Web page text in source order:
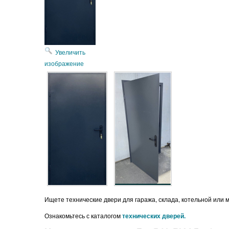
Увеличить
изображение
Ищете технические двери для гаража, склада, котельной или
Ознакомьтесь с каталогомтехнических дверей.